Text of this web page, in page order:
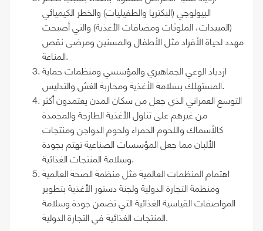
البيولوجي (البكتريا والطفيليات) والخطر الكيميائي
(المبيدات، الملوثات ومضافات الأغذية) والتي أصبحت
مهدد لحياة الأفراد مثل الأطفال والمسنين ومرضى نقص
المناعة.
ازدياد الوعي الجماهيري والمؤسسي ومنظمات حماية
المستهلك بسلامة الأغذية ومحاربة الغش والتدليس.
التوسع العمراني الذي جعل من سكان المدن يعتمدون أكثر
من غيرهم على تناول الأغذية الطازجة والمجمدة
كالأسماك واللحوم الحمراء ولحوم الدواجن ومنتجات
الألبان مما جعل المؤسسات الصناعية تهتم بجودة
وسلامة المنتجات الغذائية.
اهتمام المنظمات العالمية مثل منظمة الصحة العالمية
ومنظمة التجارة الدولية ولجنة دستور الأغذية بتطوير
المواصفات القياسية الغذائية التي تضمن جودة وسلامة
المنتجات الغذائية في التجارة الدولية.